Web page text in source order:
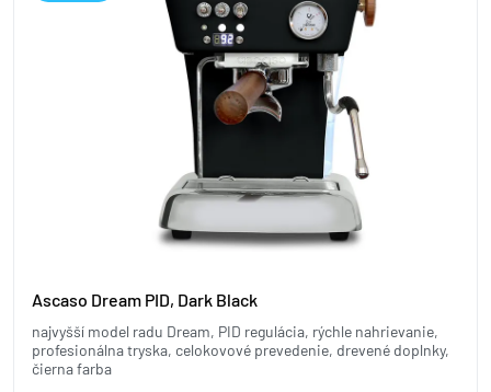
Ascaso Dream PID, Dark Black
najvyšší model radu Dream, PID regulácia, rýchle nahrievanie,
profesionálna tryska, celokovové prevedenie, drevené doplnky,
čierna farba